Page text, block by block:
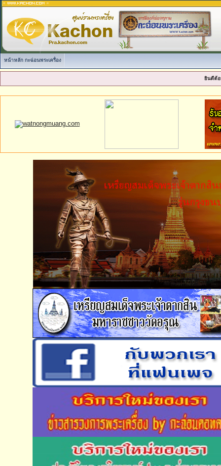
หน้าหลัก กะฉ่อนพระเครื่อง
ยินดีต้อ